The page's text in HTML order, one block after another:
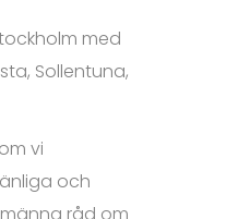
med
Sollentuna,
vi
och